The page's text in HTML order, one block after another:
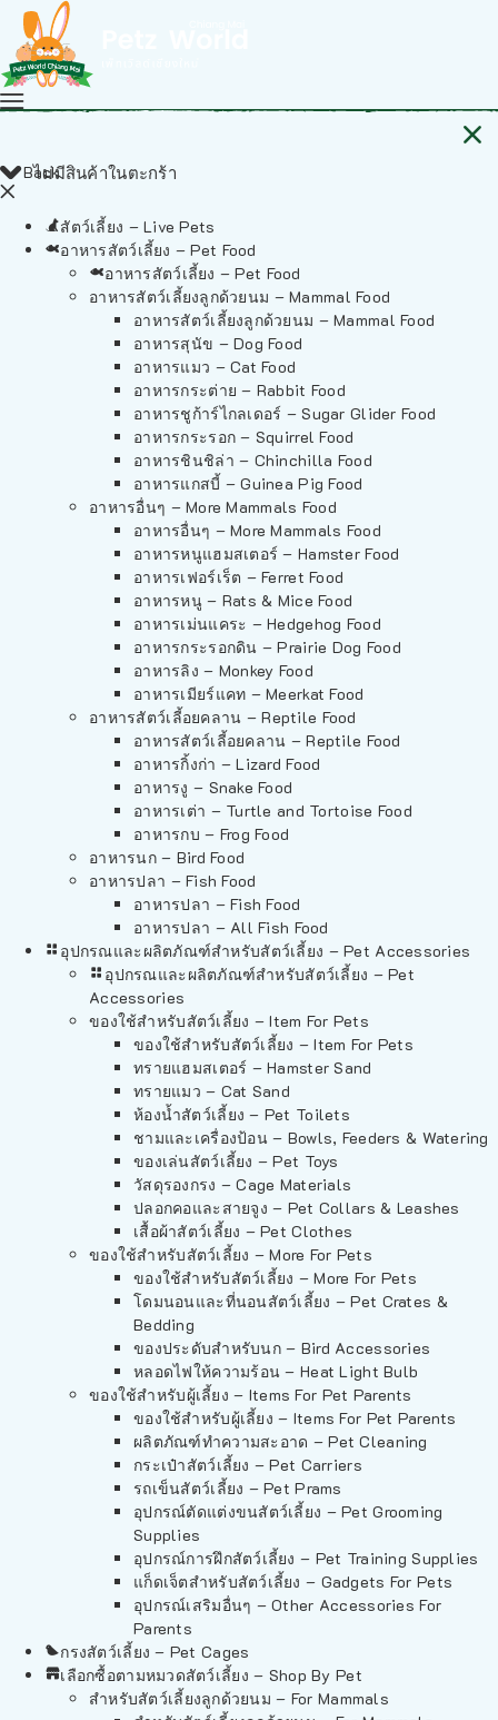
ไม่มีสินค้าในตะกร้า
Back
สัตว์เลี้ยง – Live Pets
อาหารสัตว์เลี้ยง – Pet Food
อาหารสัตว์เลี้ยง – Pet Food
อาหารสัตว์เลี้ยงลูกด้วยนม – Mammal Food
อาหารสัตว์เลี้ยงลูกด้วยนม – Mammal Food
อาหารสุนัข – Dog Food
อาหารแมว – Cat Food
อาหารกระต่าย – Rabbit Food
อาหารชูก้าร์ไกลเดอร์ – Sugar Glider Food
อาหารกระรอก – Squirrel Food
อาหารชินชิล่า – Chinchilla Food
อาหารแกสบี้ – Guinea Pig Food
อาหารอื่นๆ – More Mammals Food
อาหารอื่นๆ – More Mammals Food
อาหารหนูแฮมสเตอร์ – Hamster Food
อาหารเฟอร์เร็ต – Ferret Food
อาหารหนู – Rats & Mice Food
อาหารเม่นแคระ – Hedgehog Food
อาหารกระรอกดิน – Prairie Dog Food
อาหารลิง – Monkey Food
อาหารเมียร์แคท – Meerkat Food
อาหารสัตว์เลี้อยคลาน – Reptile Food
อาหารสัตว์เลี้อยคลาน – Reptile Food
อาหารกิ้งก่า – Lizard Food
อาหารงู – Snake Food
อาหารเต่า – Turtle and Tortoise Food
อาหารกบ – Frog Food
อาหารนก – Bird Food
อาหารปลา – Fish Food
อาหารปลา – Fish Food
อาหารปลา – All Fish Food
อุปกรณและผลิตภัณฑ์สำหรับสัตว์เลี้ยง – Pet Accessories
อุปกรณและผลิตภัณฑ์สำหรับสัตว์เลี้ยง – Pet
Accessories
ของใช้สำหรับสัตว์เลี้ยง – Item For Pets
ของใช้สำหรับสัตว์เลี้ยง – Item For Pets
ทรายแฮมสเตอร์ – Hamster Sand
ทรายแมว – Cat Sand
ห้องน้ำสัตว์เลี้ยง – Pet Toilets
ชามและเครื่องป้อน – Bowls, Feeders & Watering
ของเล่นสัตว์เลี้ยง – Pet Toys
วัสดุรองกรง – Cage Materials
ปลอกคอและสายจูง – Pet Collars & Leashes
เสื้อผ้าสัตว์เลี้ยง – Pet Clothes
ของใช้สำหรับสัตว์เลี้ยง – More For Pets
ของใช้สำหรับสัตว์เลี้ยง – More For Pets
โดมนอนและที่นอนสัตว์เลี้ยง – Pet Crates &
Bedding
ของประดับสำหรับนก – Bird Accessories
หลอดไฟให้ความร้อน – Heat Light Bulb
ของใช้สำหรับผู้เลี้ยง – Items For Pet Parents
ของใช้สำหรับผู้เลี้ยง – Items For Pet Parents
ผลิตภัณฑ์ทำความสะอาด – Pet Cleaning
กระเป๋าสัตว์เลี้ยง – Pet Carriers
รถเข็นสัตว์เลี้ยง – Pet Prams
อุปกรณ์ตัดแต่งขนสัตว์เลี้ยง – Pet Grooming
Supplies
อุปกรณ์การฝึกสัตว์เลี้ยง – Pet Training Supplies
แก็ดเจ็ตสำหรับสัตว์เลี้ยง – Gadgets For Pets
อุปกรณ์เสริมอื่นๆ – Other Accessories For
Parents
กรงสัตว์เลี้ยง – Pet Cages
เลือกซื้อตามหมวดสัตว์เลี้ยง – Shop By Pet
สำหรับสัตว์เลี้ยงลูกด้วยนม – For Mammals